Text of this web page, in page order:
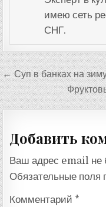
имею сеть
СНГ.
Навигация
по
записям
← Суп в банках на
Добавить
Ваш адрес email не
Обязательные поля
Комментарий *